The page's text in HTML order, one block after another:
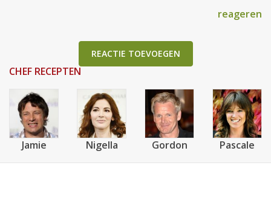
reageren
REACTIE TOEVOEGEN
CHEF RECEPTEN
Jamie Nigella Gordon Pascale